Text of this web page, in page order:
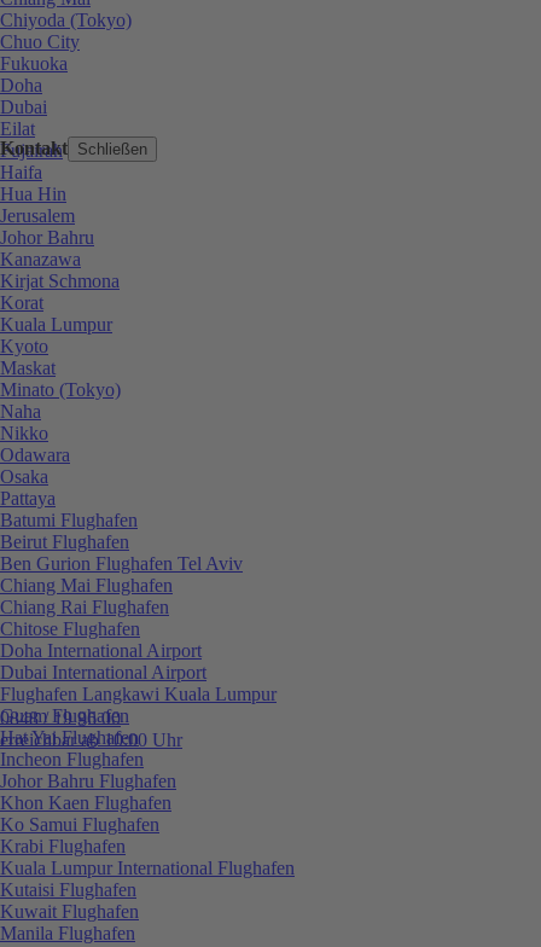
Kontakt Schließen
0848 / 19 96 00
erreichbar ab 10:00 Uhr
Chiyoda (Tokyo)
Chuo City
Fukuoka
Doha
Dubai
Eilat
Fujairah
Haifa
Hua Hin
Jerusalem
Johor Bahru
Kanazawa
Kirjat Schmona
Korat
Kuala Lumpur
Kyoto
Maskat
Minato (Tokyo)
Naha
Nikko
Odawara
Osaka
Pattaya
Batumi Flughafen
Beirut Flughafen
Ben Gurion Flughafen Tel Aviv
Chiang Mai Flughafen
Chiang Rai Flughafen
Chitose Flughafen
Doha International Airport
Dubai International Airport
Flughafen Langkawi Kuala Lumpur
Guam Flughafen
Hat Yai Flughafen
Incheon Flughafen
Johor Bahru Flughafen
Khon Kaen Flughafen
Ko Samui Flughafen
Krabi Flughafen
Kuala Lumpur International Flughafen
Kutaisi Flughafen
Kuwait Flughafen
Manila Flughafen